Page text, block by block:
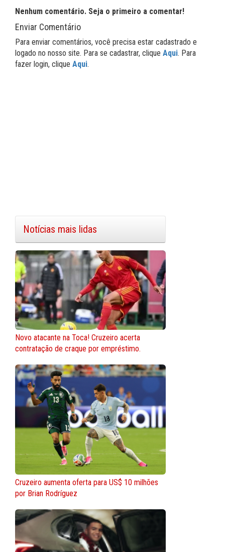
Nenhum comentário. Seja o primeiro a comentar!
Enviar Comentário
Para enviar comentários, você precisa estar cadastrado e
logado no nosso site. Para se cadastrar, clique Aqui. Para
fazer login, clique Aqui.
Notícias mais lidas
Novo atacante na Toca! Cruzeiro acerta
contratação de craque por empréstimo.
Cruzeiro aumenta oferta para US$ 10 milhões
por Brian Rodríguez